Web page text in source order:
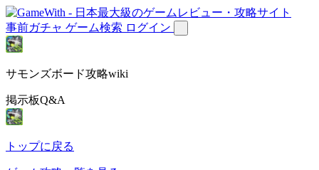
事前ガチャ ゲーム検索 ログイン
サモンズボード攻略wiki
掲示板Q&A
トップに戻る